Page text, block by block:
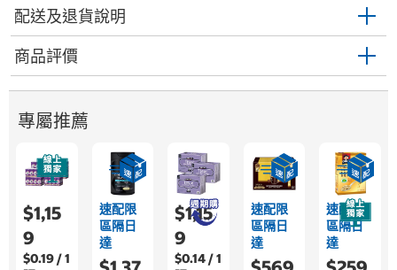
配送及退貨說明
商品評價
專屬推薦
$1,15
9
$0.19 / 1
速配限
區隔日
達
$1,15
9
$0.14 / 1
速配限
區隔日
達
速配限
區隔日
達